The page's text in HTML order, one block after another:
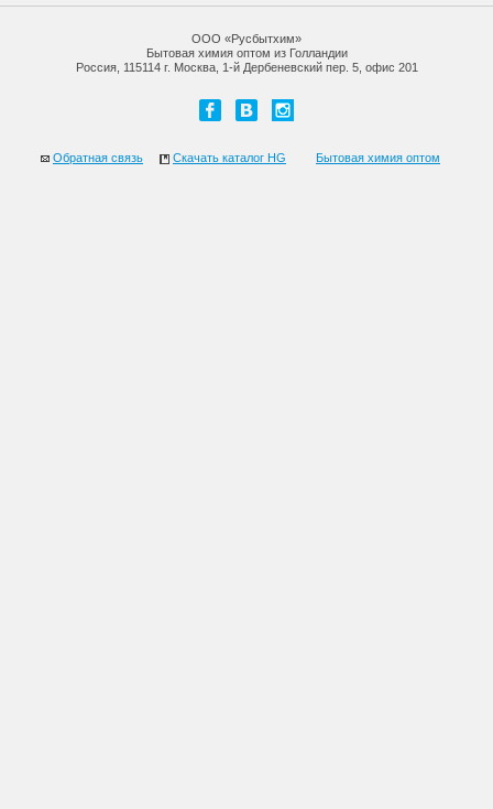
ООО «Русбытхим»
Бытовая химия оптом из Голландии
Россия, 115114 г. Москва, 1-й Дербеневский пер. 5, офис 201
Обратная связь Скачать каталог HG Бытовая химия оптом